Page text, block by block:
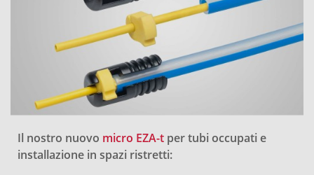
Il nostro nuovo micro EZA-t per tubi occupati e
installazione in spazi ristretti: